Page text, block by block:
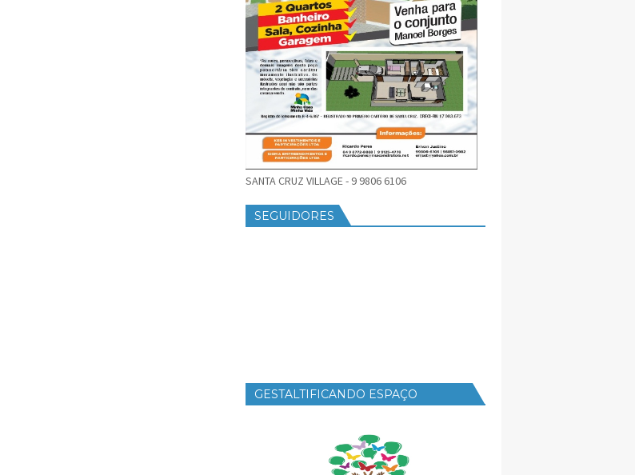
SANTA CRUZ VILLAGE - 9 9806 6106
SEGUIDORES
GESTALTIFICANDO ESPAÇO